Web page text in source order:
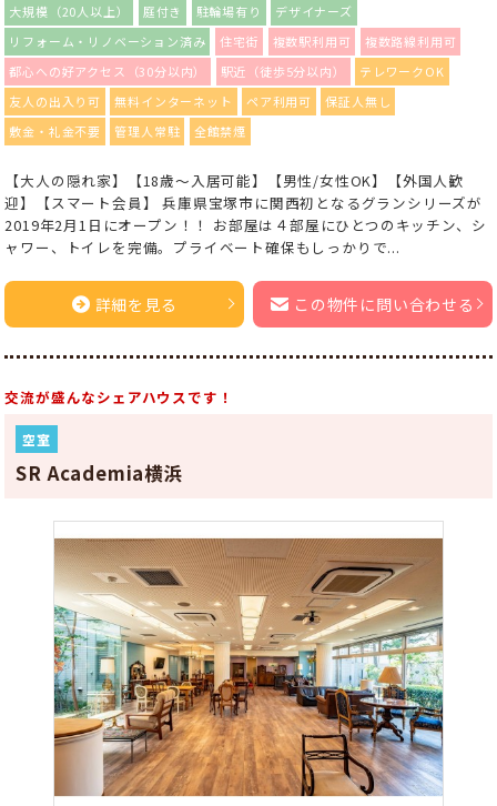
大規模（20人以上）
庭付き 駐輪場有り
デザイナーズ
リフォーム・リノベーション済み
住宅街 複数駅利用可
複数路線利用可
都心への好アクセス（30分以内）
駅近（徒歩5分以内）
テレワークOK
友人の出入り可
無料インターネット ペア利用可
保証人無し
敷金・礼金不要
管理人常駐 全館禁煙
【大人の隠れ家】【18歳〜入居可能】【男性/女性OK】【外国人歓
迎】【スマート会員】 兵庫県宝塚市に関西初となるグランシリーズが
2019年2月1日にオープン！！ お部屋は４部屋にひとつのキッチン、シ
ャワー、トイレを完備。プライベート確保もしっかりで...
詳細を見る この物件に問い合わせる
交流が盛んなシェアハウスです！
空室
SR Academia横浜